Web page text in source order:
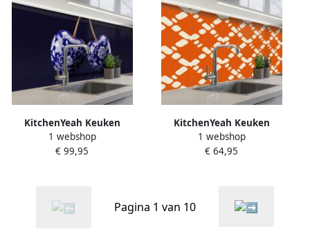
KitchenYeah Keuken
achterwand 300x80 cm
Spatscherm zelfklevend
1 webshop
€ 99,95
KitchenYeah Keuken
achterwand 150x60 cm
Spatscherm zelfklevend
1 webshop
€ 64,95
Pagina 1 van 10